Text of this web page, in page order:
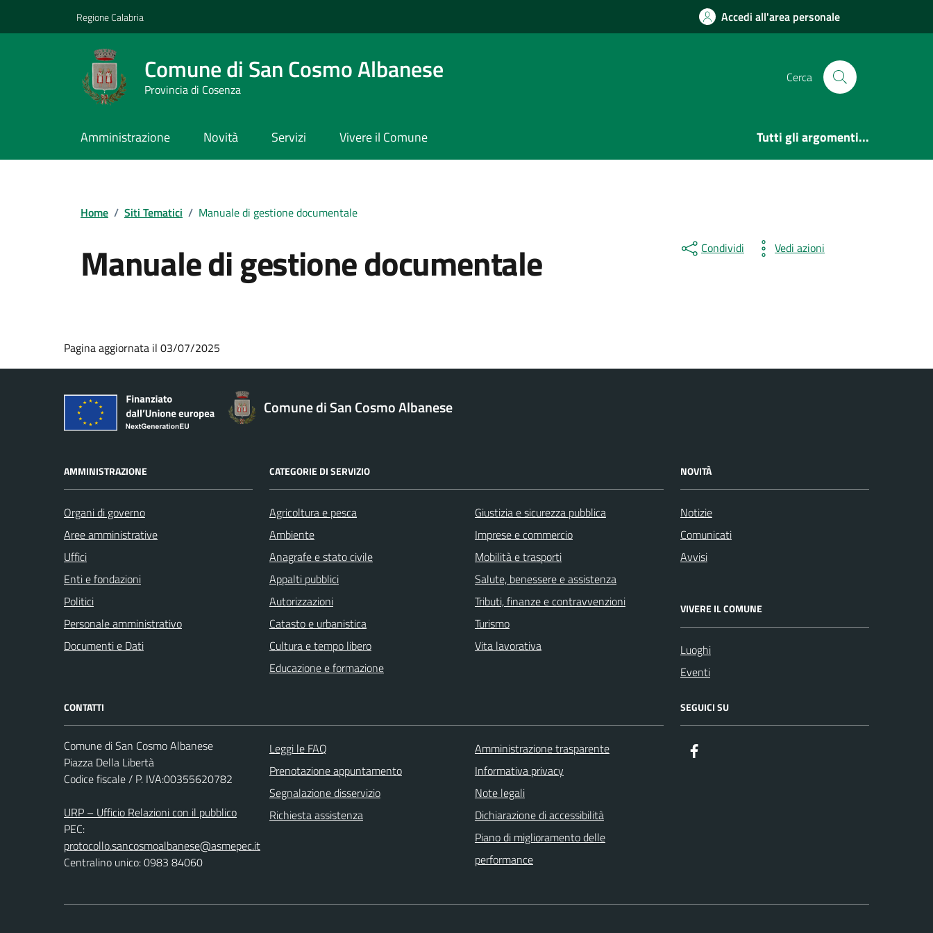
Regione Calabria Accedi all'area personale
Comune di San Cosmo Albanese
Provincia di Cosenza
Cerca
Amministrazione Novità Servizi Vivere il Comune Tutti gli argomenti...
Home / Siti Tematici / Manuale di gestione documentale
Manuale di gestione documentale Condividi Vedi azioni
Pagina aggiornata il 03/07/2025
Comune di San Cosmo Albanese
AMMINISTRAZIONE
Organi di governo
Aree amministrative
Uffici
Enti e fondazioni
Politici
Personale amministrativo
Documenti e Dati
CATEGORIE DI SERVIZIO
Agricoltura e pesca
Ambiente
Anagrafe e stato civile
Appalti pubblici
Autorizzazioni
Catasto e urbanistica
Cultura e tempo libero
Educazione e formazione
Giustizia e sicurezza pubblica
Imprese e commercio
Mobilità e trasporti
Salute, benessere e assistenza
Tributi, finanze e contravvenzioni
Turismo
Vita lavorativa
NOVITÀ
Notizie
Comunicati
Avvisi
VIVERE IL COMUNE
Luoghi
Eventi
CONTATTI
Comune di San Cosmo Albanese
Piazza Della Libertà
Codice fiscale / P. IVA:00355620782
URP – Ufficio Relazioni con il pubblico
PEC:
protocollo.sancosmoalbanese@asmepec.it
Centralino unico: 0983 84060
Leggi le FAQ
Prenotazione appuntamento
Segnalazione disservizio
Richiesta assistenza
Amministrazione trasparente
Informativa privacy
Note legali
Dichiarazione di accessibilità
Piano di miglioramento delle
performance
SEGUICI SU